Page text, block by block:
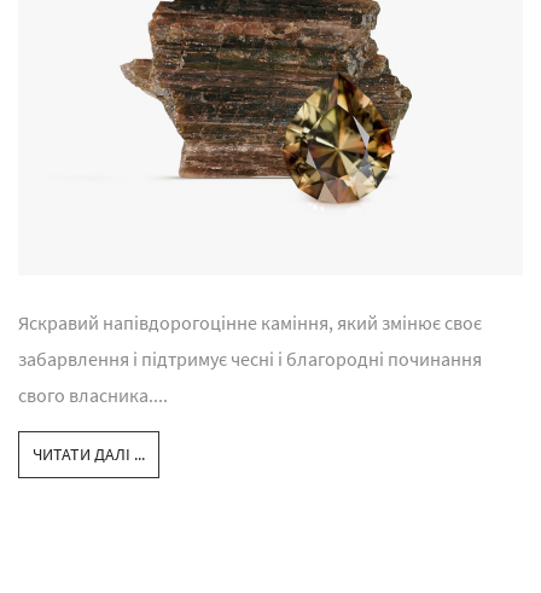
Яскравий напівдорогоцінне каміння, який змінює своє
забарвлення і підтримує чесні і благородні починання
свого власника....
ЧИТАТИ ДАЛІ ...